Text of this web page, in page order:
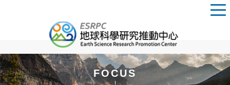
FOCUS